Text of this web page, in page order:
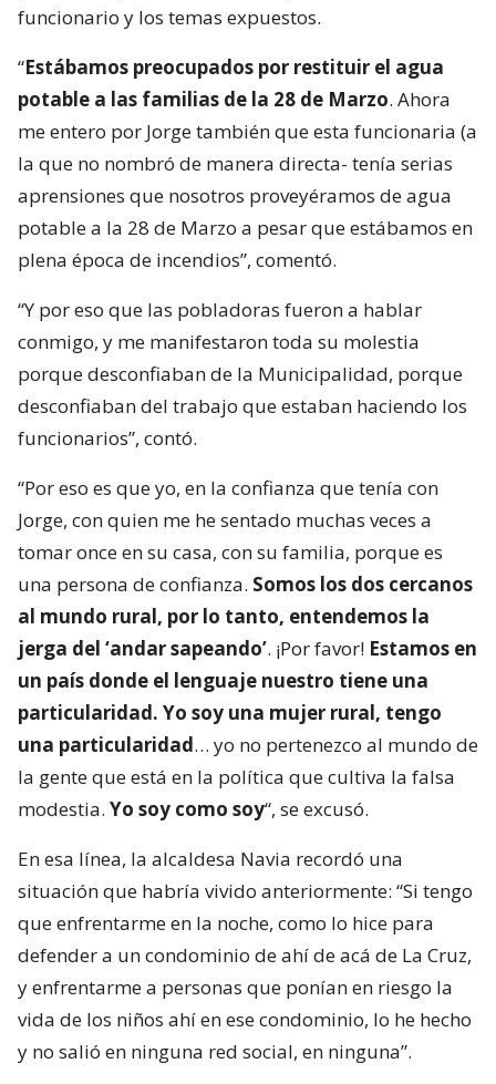
funcionario y los temas expuestos.
“Estábamos preocupados por restituir el agua
potable a las familias de la 28 de Marzo. Ahora
me entero por Jorge también que esta funcionaria (a
la que no nombró de manera directa- tenía serias
aprensiones que nosotros proveyéramos de agua
potable a la 28 de Marzo a pesar que estábamos en
plena época de incendios”, comentó.
“Y por eso que las pobladoras fueron a hablar
conmigo, y me manifestaron toda su molestia
porque desconfiaban de la Municipalidad, porque
desconfiaban del trabajo que estaban haciendo los
funcionarios”, contó.
“Por eso es que yo, en la confianza que tenía con
Jorge, con quien me he sentado muchas veces a
tomar once en su casa, con su familia, porque es
una persona de confianza. Somos los dos cercanos
al mundo rural, por lo tanto, entendemos la
jerga del ‘andar sapeando’. ¡Por favor! Estamos en
un país donde el lenguaje nuestro tiene una
particularidad. Yo soy una mujer rural, tengo
una particularidad… yo no pertenezco al mundo de
la gente que está en la política que cultiva la falsa
modestia. Yo soy como soy“, se excusó.
En esa línea, la alcaldesa Navia recordó una
situación que habría vivido anteriormente: “Si tengo
que enfrentarme en la noche, como lo hice para
defender a un condominio de ahí de acá de La Cruz,
y enfrentarme a personas que ponían en riesgo la
vida de los niños ahí en ese condominio, lo he hecho
y no salió en ninguna red social, en ninguna”.